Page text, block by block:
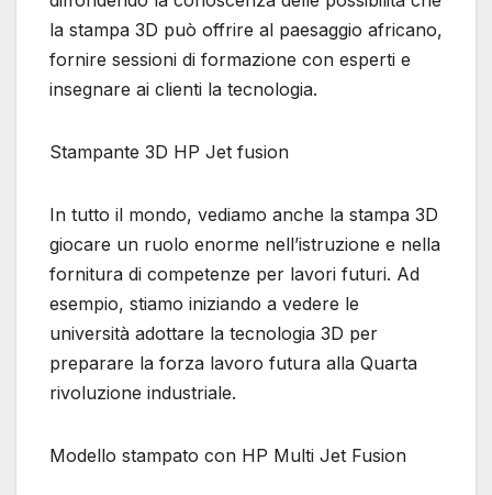
la stampa 3D può offrire al paesaggio africano,
fornire sessioni di formazione con esperti e
insegnare ai clienti la tecnologia.
Stampante 3D HP Jet fusion
In tutto il mondo, vediamo anche la stampa 3D
giocare un ruolo enorme nell’istruzione e nella
fornitura di competenze per lavori futuri. Ad
esempio, stiamo iniziando a vedere le
università adottare la tecnologia 3D per
preparare la forza lavoro futura alla Quarta
rivoluzione industriale.
Modello stampato con HP Multi Jet Fusion